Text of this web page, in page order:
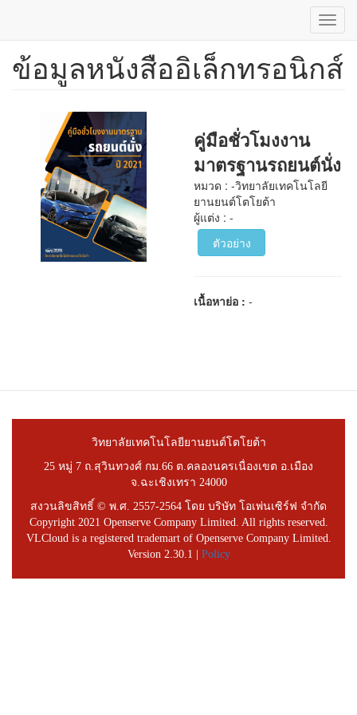
ข้าม
ข้อมูลหนังสืออิเล็กทรอนิกส์
คู่มือชั่วโมงงาน
มาตรฐานรถยนต์นั่ง
หมวด : -วิทยาลัยเทคโนโลยี
ยานยนต์โตโยต้า
ผู้แต่ง : -
ตัวอย่าง
เนื้อหาย่อ :-
วิทยาลัยเทคโนโลยียานยนต์โตโยต้า
25 หมู่ 7 ถ.สุวินทวงศ์ กม.66 ต.คลองนครเนื่องเขต อ.เมือง
จ.ฉะเชิงเทรา 24000
สงวนลิขสิทธิ์ © พ.ศ. 2557-2564 โดย บริษัท โอเพ่นเซิร์ฟ จำกัด
Copyright 2021 Openserve Company Limited. All rights reserved.
VLCloud is a registered trademart of Openserve Company Limited.
Version 2.30.1 | Policy